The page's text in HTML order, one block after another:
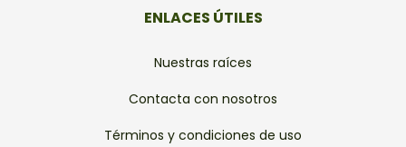
ENLACES ÚTILES
Nuestras raíces
Contacta con nosotros
Términos y condiciones de uso